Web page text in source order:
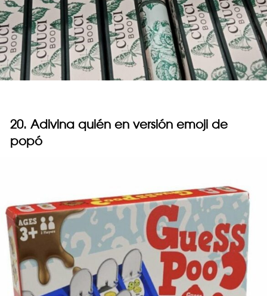
20. Adivina quién en versión emoji de
popó